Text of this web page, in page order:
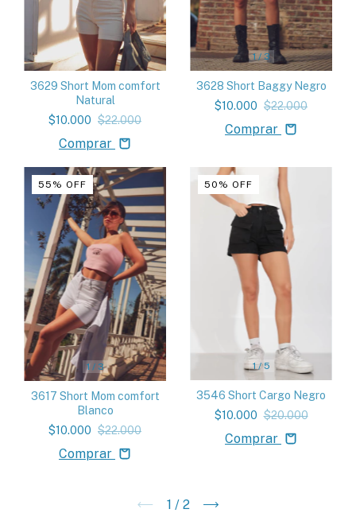
3629 Short Mom comfort
Natural
$10.000 $22.000
Comprar
1/3
3628 Short Baggy Negro
$10.000 $22.000
Comprar
1/ 3
55 % OFF
3617 Short Mom comfort
Blanco
$10.000 $22.000
Comprar
1/5
50 % OFF
3546 Short Cargo Negro
$10.000 $20.000
Comprar
1 / 2